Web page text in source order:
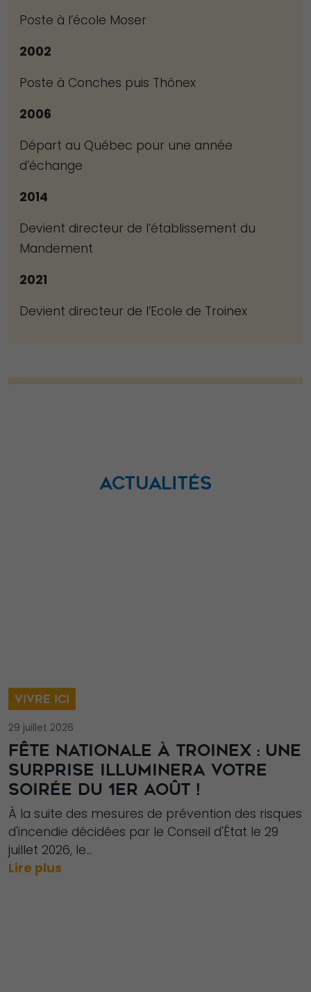
Poste à l’école Moser
2002
Poste à Conches puis Thônex
2006
Départ au Québec pour une année
d’échange
2014
Devient directeur de l’établissement du
Mandement
2021
Devient directeur de l’Ecole de Troinex
ACTUALITÉS
VIVRE ICI
29 juillet 2026
FÊTE NATIONALE À TROINEX : UNE
SURPRISE ILLUMINERA VOTRE
SOIRÉE DU 1ER AOÛT !
À la suite des mesures de prévention des risques
d'incendie décidées par le Conseil d'État le 29
juillet 2026, le...
Lire plus
En partageant
lorsque vous
chances de